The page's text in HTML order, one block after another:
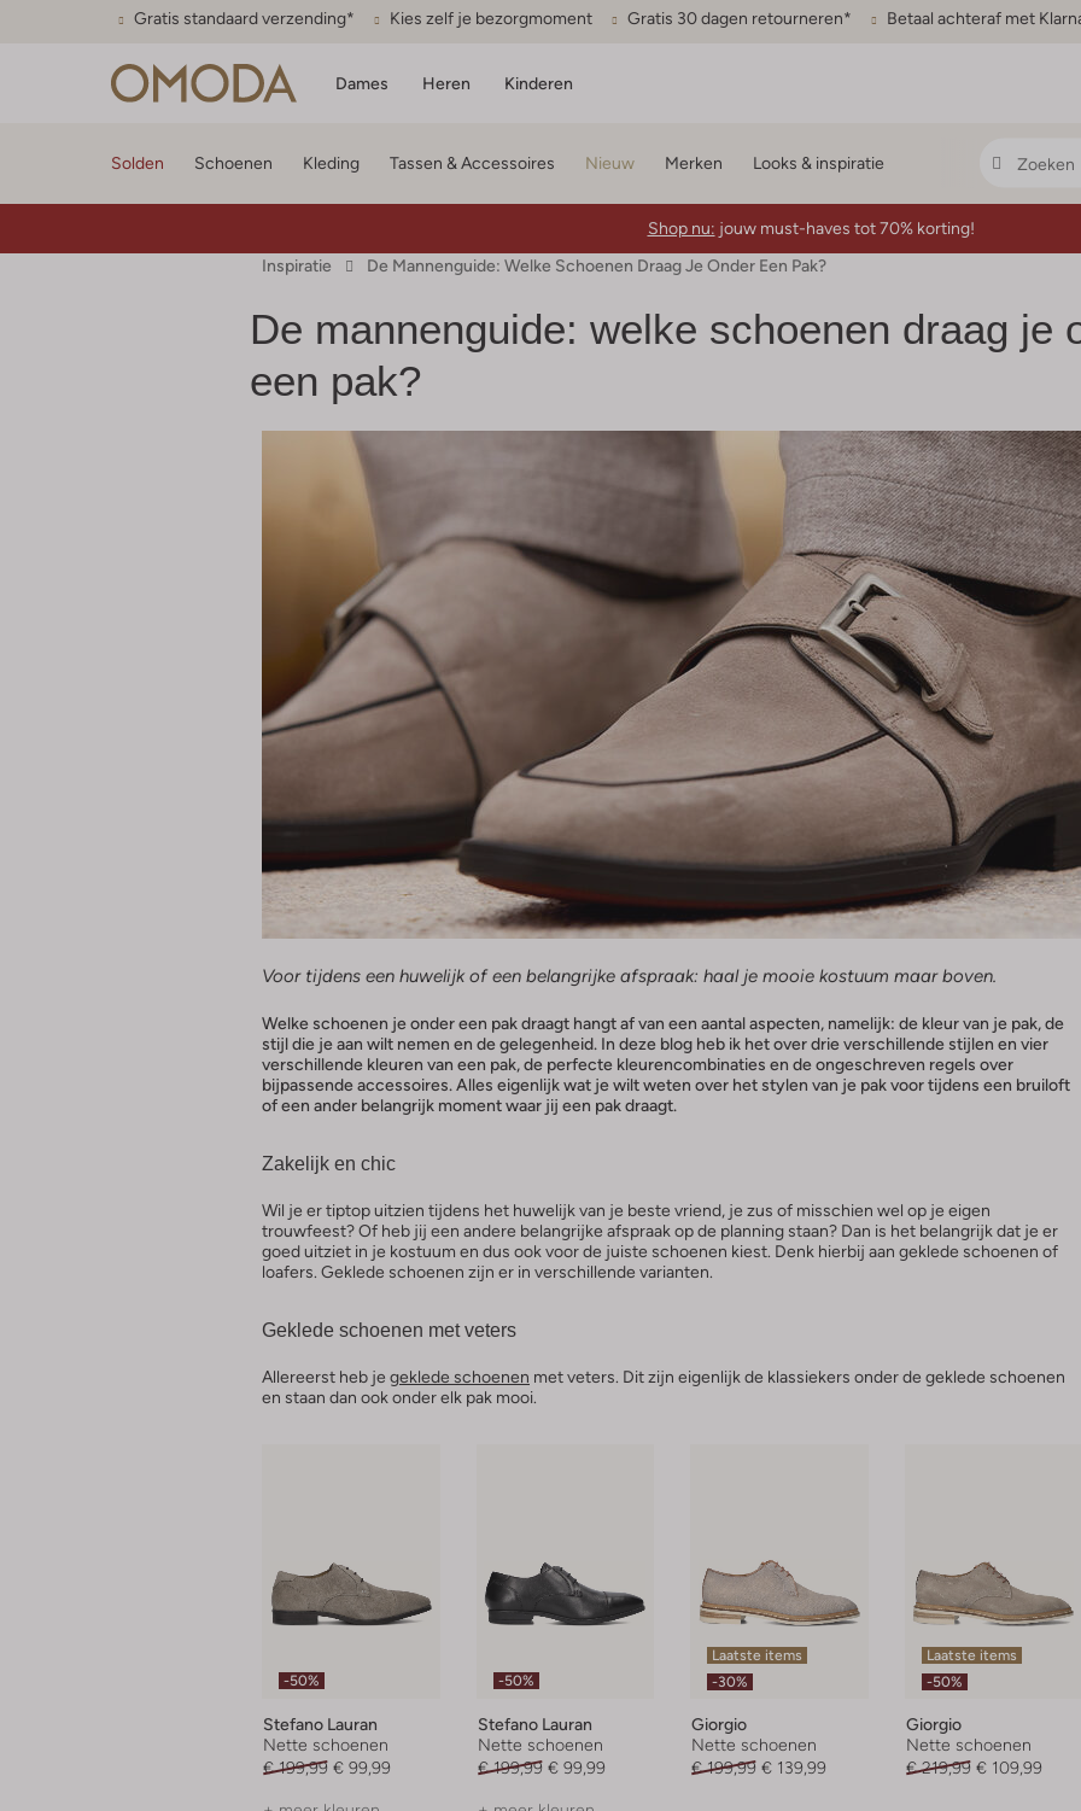
Gratis standaard verzending* Kies zelf je bezorgmoment Gratis 30 dagen retourneren* Betaal achteraf met
Dames Heren Kinderen
Solden Schoenen Kleding Tassen & Accessoires Nieuw Merken Looks & inspiratie
Shop nu: jouw must-haves tot 70% korting!
Inspiratie
De Mannenguide: Welke Schoenen Draag Je Onder Een Pak?
De mannenguide: welke schoenen draag je
een pak?
Voor tijdens een huwelijk of een belangrijke afspraak: haal je mooie kostuum maar boven.
Welke schoenen je onder een pak draagt hangt af van een aantal aspecten, namelijk: de kleur van je pak, de
stijl die je aan wilt nemen en de gelegenheid. In deze blog heb ik het over drie verschillende stijlen en vier
verschillende kleuren van een pak, de perfecte kleurencombinaties en de ongeschreven regels over
bijpassende accessoires. Alles eigenlijk wat je wilt weten over het stylen van je pak voor tijdens een bruiloft
of een ander belangrijk moment waar jij een pak draagt.
Zakelijk en chic
Wil je er tiptop uitzien tijdens het huwelijk van je beste vriend, je zus of misschien wel op je eigen
trouwfeest? Of heb jij een andere belangrijke afspraak op de planning staan? Dan is het belangrijk dat je er
goed uitziet in je kostuum en dus ook voor de juiste schoenen kiest. Denk hierbij aan geklede schoenen of
loafers. Geklede schoenen zijn er in verschillende varianten.
Geklede schoenen met veters
Allereerst heb je geklede schoenen met veters. Dit zijn eigenlijk de klassiekers onder de geklede schoenen
en staan dan ook onder elk pak mooi.
-50%
Stefano Lauran
Nette schoenen
€ 199,99 € 99,99
-50%
Stefano Lauran
Nette schoenen
€ 199,99 € 99,99
Laatste items
-30%
Giorgio
Nette schoenen
€ 199,99 € 139,99
Laatste items
-50%
Giorgio
Nette schoenen
€ 219,99 € 109,99